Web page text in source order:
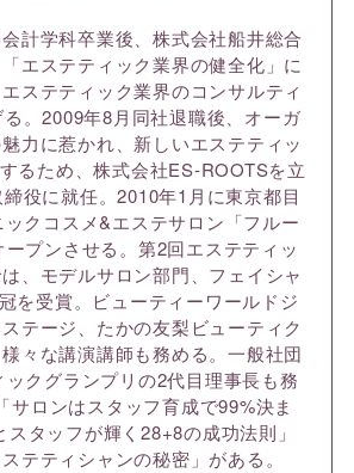
計学科卒業後、株式会社船井総合
エステティック業界の健全化」に
ステティック業界のコンサルティ
。2009年8月同社退職後、オーガ
力に惹かれ、新しいエステティッ
るため、株式会社ES-ROOTSを立
役に就任。2010年1月に東京都目
クコスメ&エステサロン「フルー
プンさせる。第2回エステティッ
、モデルサロン部門、フェイシャ
を受賞。ビューティーワールドジ
テージ、たかの友梨ビューティク
々な講演講師も務める。一般社団
クグランプリの2代目理事長も務
サロンはスタッフ育成で99%決ま
スタッフが輝く28+8の成功法則」
ステティシャンの秘密」がある。